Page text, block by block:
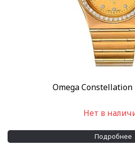
Omega Constellation
Нет в
Подробнее